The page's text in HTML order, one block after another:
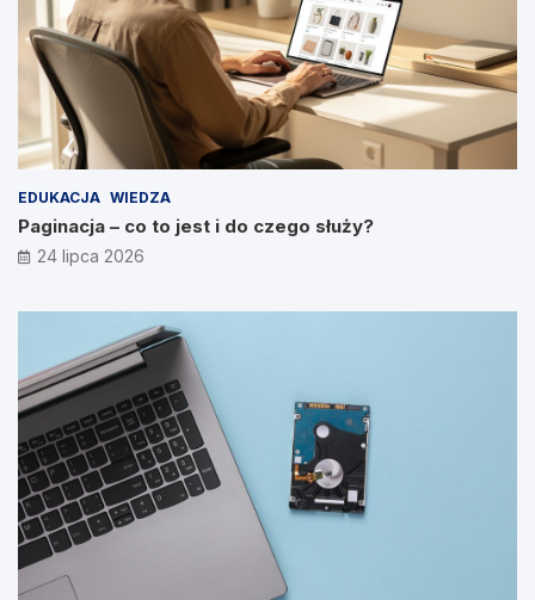
EDUKACJA WIEDZA
Paginacja – co to jest i do czego służy?
24 lipca 2026